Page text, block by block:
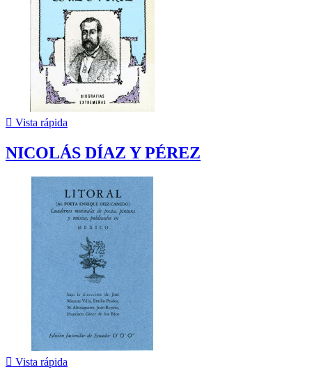
 Vista rápida
NICOLÁS DÍAZ Y PÉREZ
 Vista rápida